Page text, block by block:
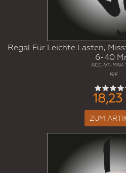
Regal Für Leichte Lasten,
6-40
ACC-VT-MAV-
RIF
ZUM